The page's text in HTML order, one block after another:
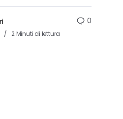
2 Minuti di lettura
0